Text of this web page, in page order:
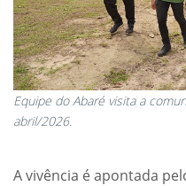
Equipe do Abaré visita a
abril/2026.
A vivência é apontada